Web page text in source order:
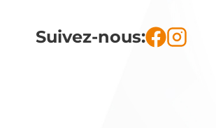
Suivez-nous: